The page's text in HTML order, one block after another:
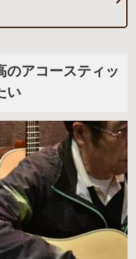
のアコースティッ
い